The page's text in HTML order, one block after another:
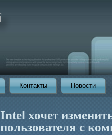
Контакты Новости
Intel хочет
пользователя с